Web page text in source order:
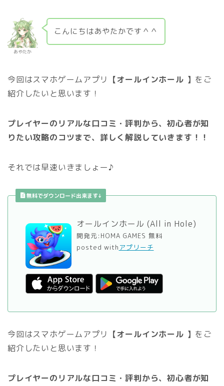
あやたか
こんにちはあやたかです＾＾
今回はスマホゲームアプリ 【オールインホール 】 をご
紹介したいと思います！
プレイヤーのリアルな口コミ・評判から、初心者が知
りたい攻略のコツまで、詳しく解説していきます！！
それでは早速いきましょー♪
無料でダウンロード出来ます↓
オールインホール (All in Hole)
開発元: HOMA GAMES 無料
posted with アプリーチ
今回はスマホゲームアプリ 【オールインホール 】 をご
紹介したいと思います！
プレイヤーのリアルな口コミ・評判から、初心者が知